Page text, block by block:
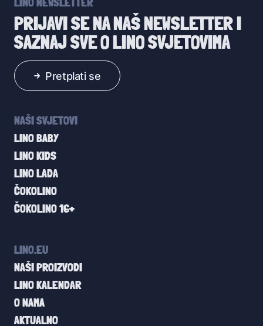
PRIJAVI SE NA NAŠ NEWSLETTER I
SAZNAJ SVE O LINO SVJETOVIMA
Pretplati se
NAŠI SVJETOVI
LINO BABY
LINO KIDS
LINO LADA
ČOKOLINO
ČOKOLINO 16+
LINO.EU
NAŠI PROIZVODI
LINO KALENDAR
O NAMA
AKTUALNO